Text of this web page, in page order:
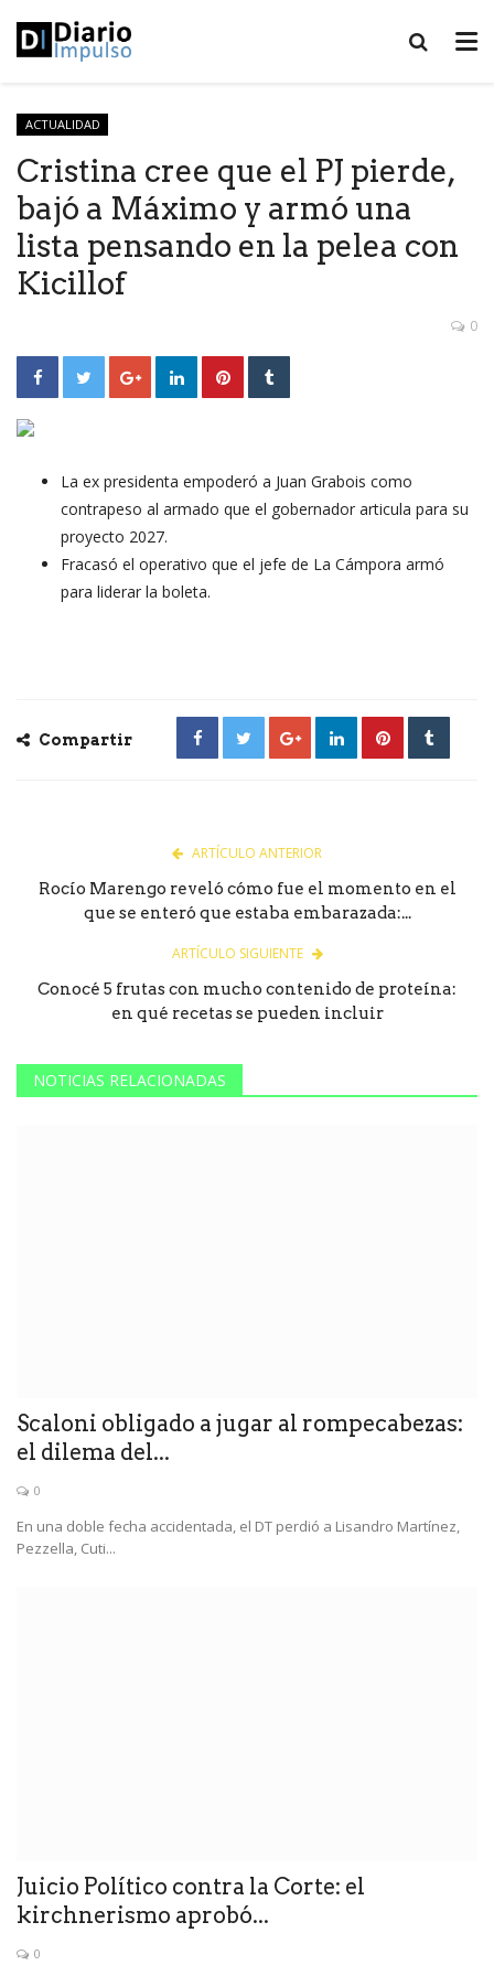
ACTUALIDAD
Cristina cree que el PJ pierde,
bajó a Máximo y armó una
lista pensando en la pelea con
Kicillof
0
La ex presidenta empoderó a Juan Grabois como
contrapeso al armado que el gobernador articula para su
proyecto 2027.
Fracasó el operativo que el jefe de La Cámpora armó
para liderar la boleta.
Compartir
ARTÍCULO ANTERIOR
Rocío Marengo reveló cómo fue el momento en el
que se enteró que estaba embarazada:...
ARTÍCULO SIGUIENTE
Conocé 5 frutas con mucho contenido de proteína:
en qué recetas se pueden incluir
NOTICIAS RELACIONADAS
Scaloni obligado a jugar al rompecabezas:
el dilema del...
0
En una doble fecha accidentada, el DT perdió a Lisandro Martínez,
Pezzella, Cuti...
Juicio Político contra la Corte: el
kirchnerismo aprobó...
0